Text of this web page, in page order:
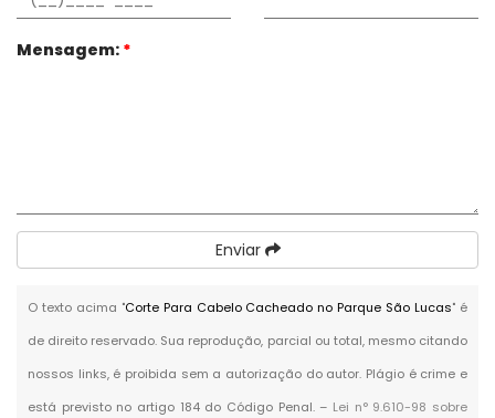
Mensagem: *
Enviar
O texto acima "Corte Para Cabelo Cacheado no Parque São Lucas" é
de direito reservado. Sua reprodução, parcial ou total, mesmo citando
nossos links, é proibida sem a autorização do autor. Plágio é crime e
está previsto no artigo 184 do Código Penal. – Lei n° 9.610-98 sobre